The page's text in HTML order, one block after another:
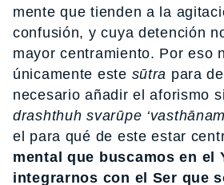
mente que tienden a la
confusión, y cuya detención
mayor centramiento. Por eso
únicamente este sūtra para
necesario añadir el aforismo
drashthuh svarūpe
el para qué de este estar
mental que buscamos en el
integrarnos con el Ser que